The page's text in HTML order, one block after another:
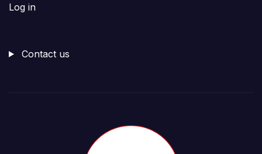
Log in
Contact us